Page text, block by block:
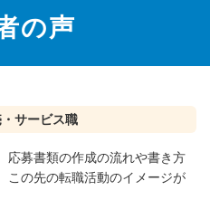
の声
サービス職
応募書類の作成の流れや書き方
この先の転職活動のイメージが